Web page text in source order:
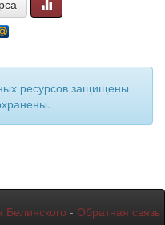
ресурсов защищены
Белинского - Обратная связь